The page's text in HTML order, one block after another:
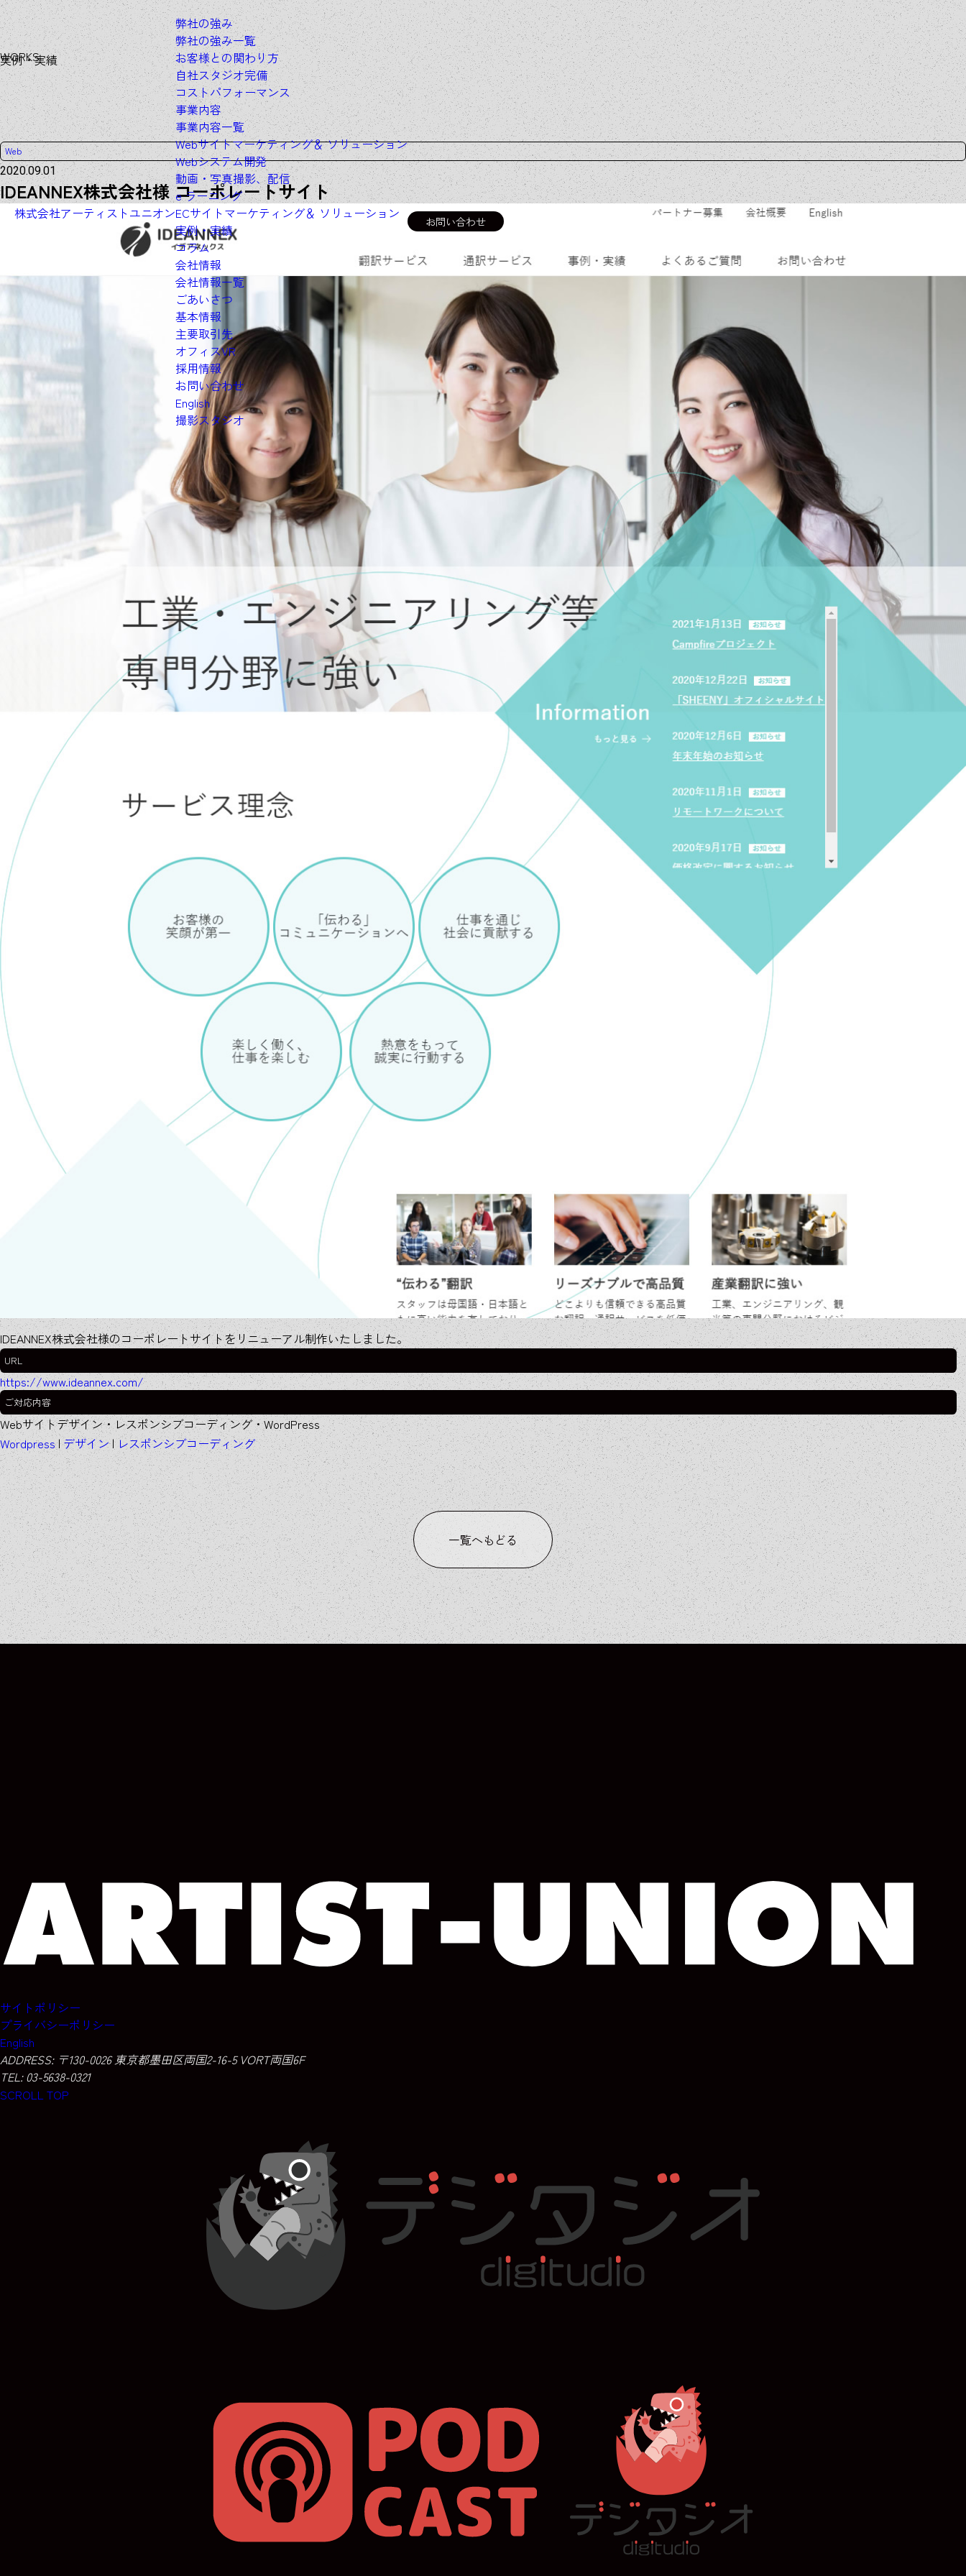
株式会社アーティストユニオン
弊社の強み
弊社の強み一覧
お客様との関わり方
自社スタジオ完備
コストパフォーマンス
事業内容
事業内容一覧
Webサイトマーケティング＆ソリューション
Webシステム開発
動画・写真撮影、配信
e ラーニング
ECサイトマーケティング＆ ソリューション
実例・実績
コラム
会社情報
会社情報一覧
ごあいさつ
基本情報
主要取引先
オフィスVR
採用情報
お問い合わせ
English
撮影スタジオ
お問い合わせ
実例・実績
WORKS
Web
2020.09.01
IDEANNEX株式会社様 コーポレートサイト
IDEANNEX株式会社様のコーポレートサイトをリニューアル制作いたしました。
URL
https://www.ideannex.com/
ご対応内容
Webサイトデザイン・レスポンシブコーディング・WordPress
Wordpress|デザイン|レスポンシブコーディング
一覧へもどる
サイトポリシー
プライバシーポリシー
English
ADDRESS: 〒130-0026 東京都墨田区両国2-16-5 VORT両国6F
TEL: 03-5638-0321
SCROLL TOP